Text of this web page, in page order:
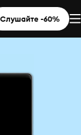
Слушайте -60%